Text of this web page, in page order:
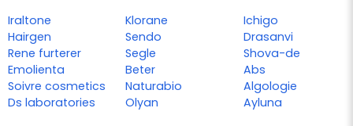
Iraltone
Hairgen
Rene furterer
Emolienta
Soivre cosmetics
Ds laboratories
Klorane
Sendo
Segle
Beter
Naturabio
Olyan
Ichigo
Drasanvi
Shova-de
Abs
Algologie
Ayluna